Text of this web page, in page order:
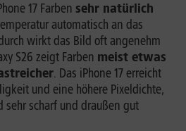
17 Farben sehr natürlich
automatisch an das
wirkt das Bild oft angenehm
S26 zeigt Farben meist etwas
. Das iPhone 17 erreicht
und eine höhere Pixeldichte,
sehr scharf und draußen gut